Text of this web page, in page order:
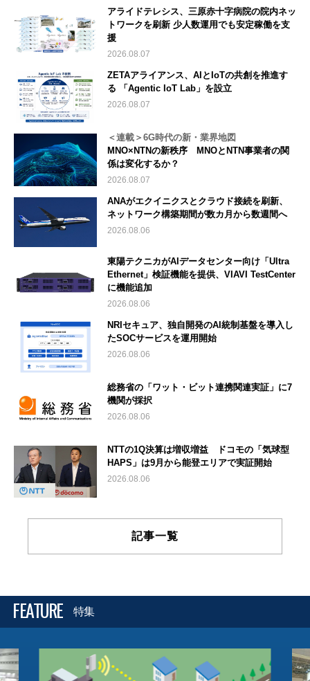
アライドテレシス、三原赤十字病院の院内ネッ
トワークを刷新 少人数運用でも安定稼働を支
援
2026.08.07
ZETAアライアンス、AIとIoTの共創を推進す
る 「Agentic IoT Lab」を設立
2026.08.07
＜連載＞6G時代の新・業界地図
MNO×NTNの新秩序 MNOとNTN事業者の関
係は変化するか？
2026.08.07
ANAがエクイニクスとクラウド接続を刷新、
ネットワーク構築期間が数カ月から数週間へ
2026.08.06
東陽テクニカがAIデータセンター向け「Ultra
Ethernet」検証機能を提供、VIAVI TestCenter
に機能追加
2026.08.06
NRIセキュア、独自開発のAI統制基盤を導入し
たSOCサービスを運用開始
2026.08.06
総務省の「ワット・ビット連携関連実証」に7
機関が採択
2026.08.06
NTTの1Q決算は増収増益 ドコモの「気球型
HAPS」は9月から能登エリアで実証開始
2026.08.06
記事一覧
FEATURE 特集